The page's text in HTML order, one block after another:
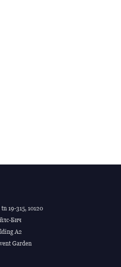
19-315, 10120
Бич
A2
Garden